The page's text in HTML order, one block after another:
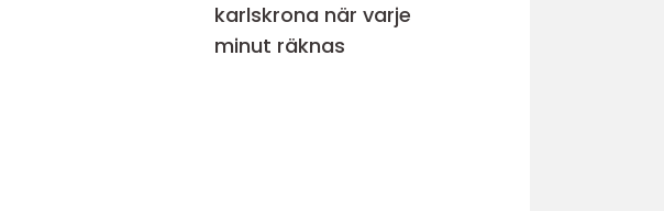
karlskrona när varje
minut räknas